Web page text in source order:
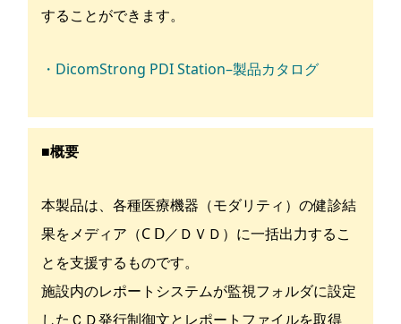
することができます。
・DicomStrong PDI Station–製品カタログ
■概要
本製品は、各種医療機器（モダリティ）の健診結
果をメディア（C Ⅾ／ＤＶＤ）に一括出力するこ
とを支援するものです。
施設内のレポートシステムが監視フォルダに設定
したＣＤ発行制御文とレポートファイルを取得